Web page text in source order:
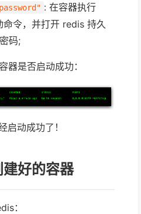
: 在容器执行
令，并打开 redis 持久
码;
器是否启动成功：
启动成功了！
好的容器
：